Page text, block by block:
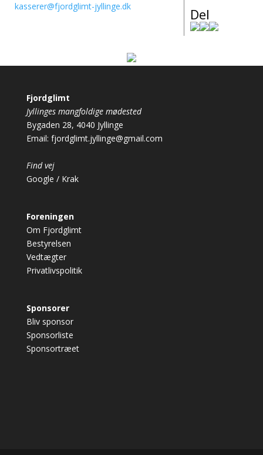
kasserer@fjordglimt-jyllinge.dk
Del
Fjordglimt
Jyllinges mangfoldige mødested
Bygaden 28, 4040 Jyllinge
Email: fjordglimt.jyllinge@gmail.com
Find vej
Google / Krak
Foreningen
Om Fjordglimt
Bestyrelsen
Vedtægter
Privatlivspolitik
Sponsorer
Bliv sponsor
Sponsorliste
Sponsortræet